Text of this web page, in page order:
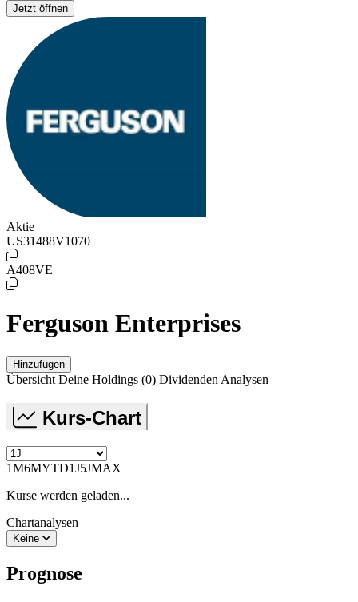
Jetzt öffnen
Aktie
US31488V1070
A408VE
Ferguson Enterprises
Hinzufügen
Übersicht Deine Holdings (0) Dividenden Analysen
Kurs-Chart
1M6MYTD1J5JMAX
Kurse werden geladen...
Chartanalysen
Keine
Prognose